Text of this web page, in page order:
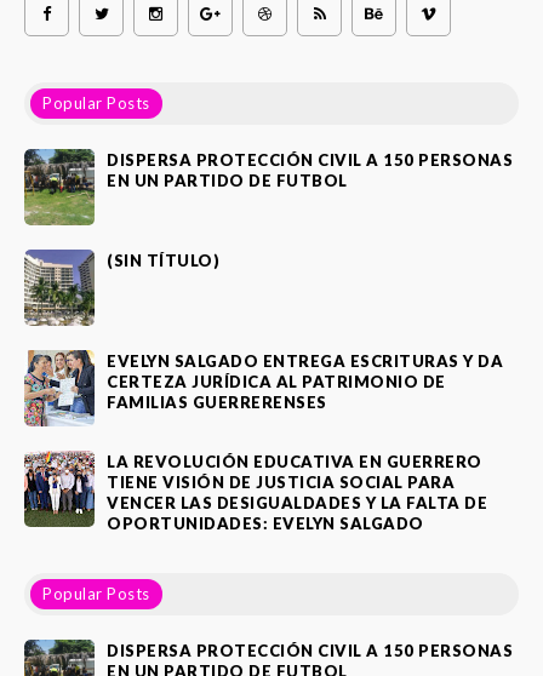
Popular Posts
DISPERSA PROTECCIÓN CIVIL A 150 PERSONAS
EN UN PARTIDO DE FUTBOL
(SIN TÍTULO)
EVELYN SALGADO ENTREGA ESCRITURAS Y DA
CERTEZA JURÍDICA AL PATRIMONIO DE
FAMILIAS GUERRERENSES
LA REVOLUCIÓN EDUCATIVA EN GUERRERO
TIENE VISIÓN DE JUSTICIA SOCIAL PARA
VENCER LAS DESIGUALDADES Y LA FALTA DE
OPORTUNIDADES: EVELYN SALGADO
Popular Posts
DISPERSA PROTECCIÓN CIVIL A 150 PERSONAS
EN UN PARTIDO DE FUTBOL